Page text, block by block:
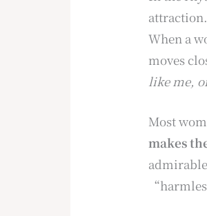
attraction.
When a
moves
like me,
Most
makes